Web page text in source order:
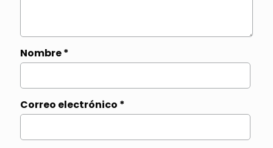
Nombre*
Correo electrónico *